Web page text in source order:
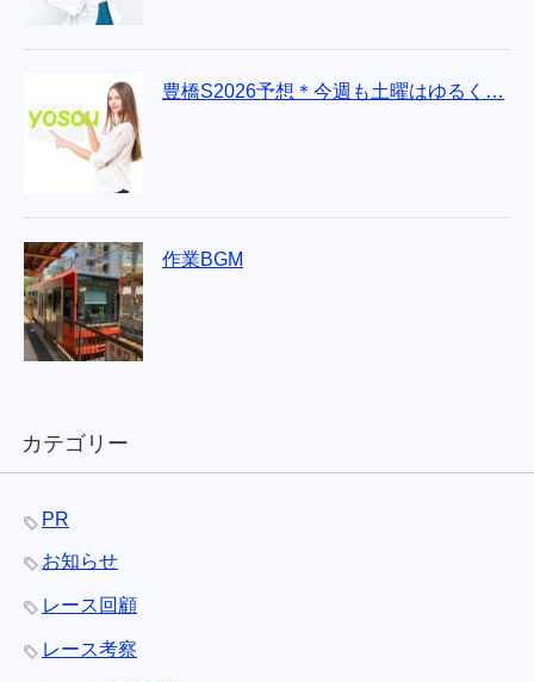
豊橋S2026予想＊今週も土曜はゆるく…
作業BGM
カテゴリー
PR
お知らせ
レース回顧
レース考察